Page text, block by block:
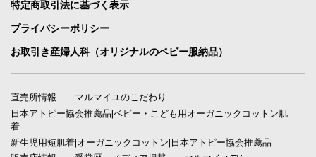
特定商取引法に基づく表示
プライバシーポリシー
お取引き産婦人科（オリジナルのベビー服納品）
直売所情報
マルマイユのこだわり
日本アトピー協会推薦品|ベビー・こども用オーガニックコットン肌
着
新生児用短肌着|オーガニックコットン|日本アトピー協会推薦品